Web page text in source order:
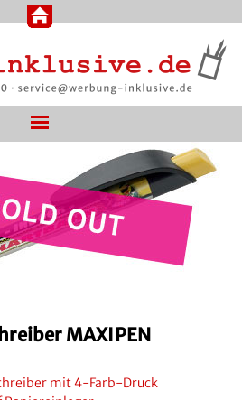
MAXIPEN
mit 4-Farb-Druck